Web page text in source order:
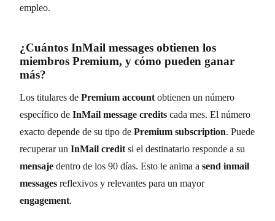
empleo.
¿Cuántos InMail messages obtienen los
miembros Premium, y cómo pueden ganar
más?
Los titulares de Premium account obtienen un número
específico de InMail message credits cada mes. El número
exacto depende de su tipo de Premium subscription. Puede
recuperar un InMail credit si el destinatario responde a su
mensaje dentro de los 90 días. Esto le anima a send inmail
messages reflexivos y relevantes para un mayor
engagement.